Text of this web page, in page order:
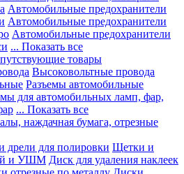
Автомобильные предохранители
Автомобильные предохранители
Автомобильные предохранители
... Показать все
товары
Высоковольтные провода
Разъемы автомобильные
для автомобильных ламп, фар,
... Показать все
наждачная бумага, отрезные
для полировки Щетки и
и УШМ Диск для удаления наклеек